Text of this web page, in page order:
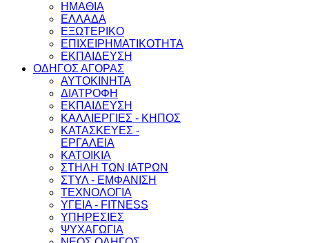
ΗΜΑΘΙΑ
ΕΛΛΑΔΑ
ΕΞΩΤΕΡΙΚΟ
ΕΠΙΧΕΙΡΗΜΑΤΙΚΟΤΗΤΑ
ΕΚΠΑΙΔΕΥΣΗ
ΟΔΗΓΟΣ ΑΓΟΡΑΣ
ΑΥΤΟΚΙΝΗΤΑ
ΔΙΑΤΡΟΦΗ
ΕΚΠΑΙΔΕΥΣΗ
ΚΑΛΛΙΕΡΓΙΕΣ - ΚΗΠΟΣ
ΚΑΤΑΣΚΕΥΕΣ -
ΕΡΓΑΛΕΙΑ
ΚΑΤΟΙΚΙΑ
ΣΤΗΛΗ ΤΩΝ ΙΑΤΡΩΝ
ΣΤΥΛ - ΕΜΦΑΝΙΣΗ
ΤΕΧΝΟΛΟΓΙΑ
ΥΓΕΙΑ - FITNESS
ΥΠΗΡΕΣΙΕΣ
ΨΥΧΑΓΩΓΙΑ